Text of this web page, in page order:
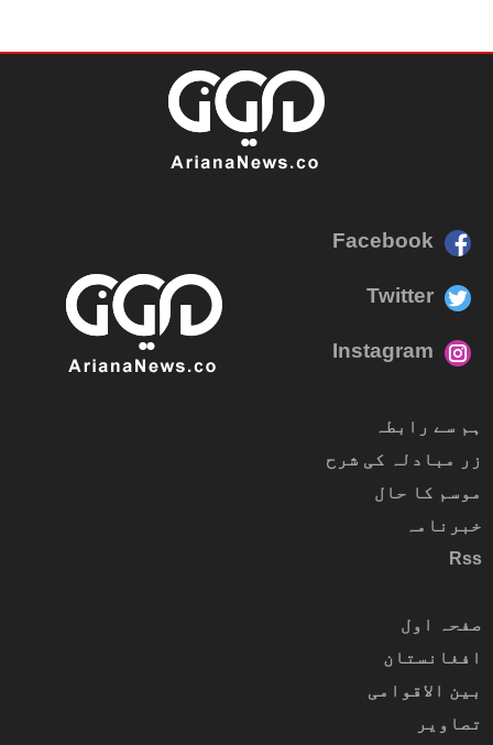
Facebook
Twitter
Instagram
ہم سے رابطہ
زر مبادلہ کی شرح
موسم کا حال
خبرنامہ
Rss
صفحہ اول
افغانستان
بین الاقوامی
تصاویر